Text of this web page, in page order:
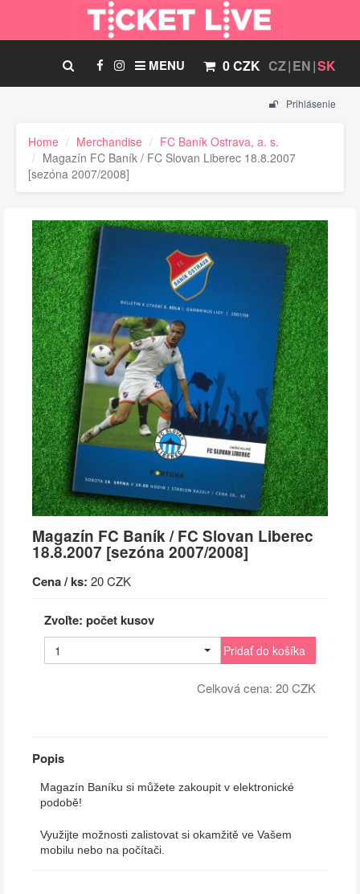
CZ EN SK
0 CZK
MENU
Prihlásenie
Home Merchandise
FC Baník Ostrava, a. s.
Magazín FC Baník / FC Slovan Liberec 18.8.2007
[sezóna 2007/2008]
Magazín FC Baník / FC Slovan Liberec
18.8.2007 [sezóna 2007/2008]
Cena / ks: 20 CZK
Zvoľte: počet kusov
1 Pridať do košíka
Celková cena: 20CZK
Popis
Magazín Baníku si můžete zakoupit v elektronické
podobě!
Využijte možnosti zalistovat si okamžitě ve Vašem
mobilu nebo na počítači.